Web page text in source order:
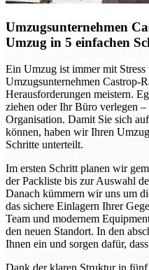
Umzugsunternehmen
Umzug in 5 einfachen
Ein Umzug ist immer mit
Umzugsunternehmen Castrop-
Herausforderungen meistern.
ziehen oder Ihr Büro verlegen
Organisation. Damit Sie sich
können, haben wir Ihren
Schritte unterteilt.
Im ersten Schritt planen wir
der Packliste bis zur Auswahl
Danach kümmern wir uns um
das sichere Einlagern Ihrer
Team und modernem
den neuen Standort. In den
Ihnen ein und sorgen dafür,